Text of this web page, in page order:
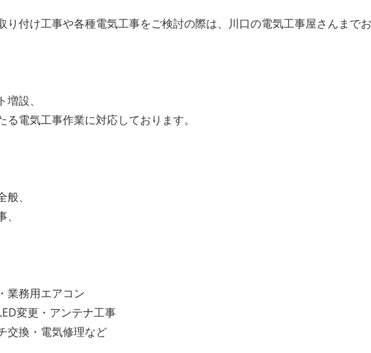
り付け工事や各種電気工事をご検討の際は、川口の電気工事屋さんまで
設、
電気工事作業に対応しております。
、
業務用エアコン
変更・アンテナ工事
交換・電気修理など